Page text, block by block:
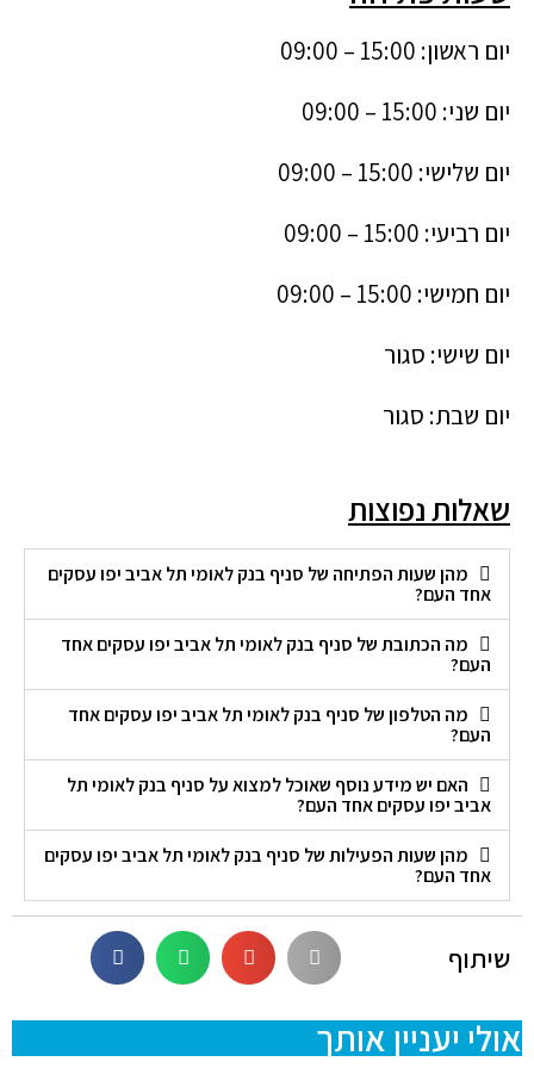
יום ראשון: 15:00 – 09:00
יום שני: 15:00 – 09:00
יום שלישי: 15:00 – 09:00
יום רביעי: 15:00 – 09:00
יום חמישי: 15:00 – 09:00
יום שישי: סגור
יום שבת: סגור
שאלות נפוצות
מהן שעות הפתיחה של סניף בנק לאומי תל אביב יפו עסקים
אחד העם?
מה הכתובת של סניף בנק לאומי תל אביב יפו עסקים אחד
העם?
מה הטלפון של סניף בנק לאומי תל אביב יפו עסקים אחד
העם?
האם יש מידע נוסף שאוכל למצוא על סניף בנק לאומי תל
אביב יפו עסקים אחד העם?
מהן שעות הפעילות של סניף בנק לאומי תל אביב יפו עסקים
אחד העם?
שיתוף
אולי יעניין אותך